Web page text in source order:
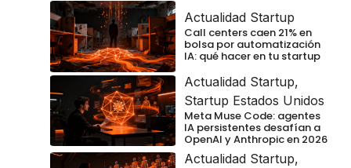
Actualidad Startup
Call centers caen 21% en
bolsa por automatización
IA: qué hacer en tu startup
Actualidad Startup,
Startup Estados Unidos
Meta Muse Code: agentes
IA persistentes desafían a
OpenAI y Anthropic en 2026
Actualidad Startup,